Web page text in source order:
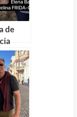
de
en